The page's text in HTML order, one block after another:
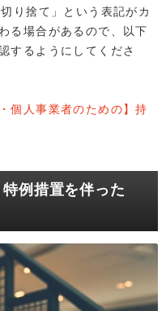
り捨て」という表記がカ
る場合があるので、以下
するようにしてくださ
個人事業者のための】持
例措置を伴った